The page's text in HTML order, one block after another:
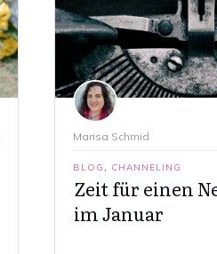
Marisa Schmid
BLOG , CHANNELING
Zeit für einen
im Januar